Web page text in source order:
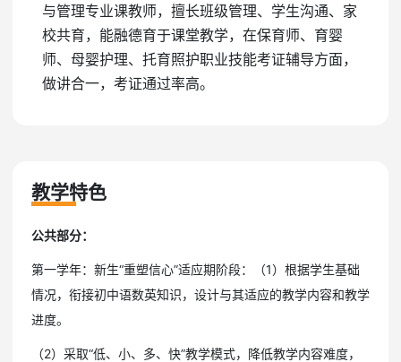
与管理专业课教师，擅长班级管理、学生沟通、家
校共育，能融德育于课堂教学，在保育师、育婴
师、母婴护理、托育照护职业技能考证辅导方面，
做讲合一，考证通过率高。
教学特色
公共部分：
第一学年：新生“重塑信心”适应期阶段：（1）根据学生基础
情况，衔接初中语数英知识，设计与其适应的教学内容和教学
进度。
（2）采取“低、小、多、快”教学模式，降低教学内容难度，